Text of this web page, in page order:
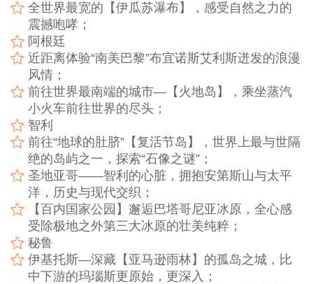
全世界最宽的【伊瓜苏瀑布】，感受自然之力的
震撼咆哮；
阿根廷
近距离体验“南美巴黎”布宜诺斯艾利斯迸发的浪漫
风情；
前往世界最南端的城市—【火地岛】，乘坐蒸汽
小火车前往世界的尽头；
智利
前往“地球的肚脐”【复活节岛】，世界上最与世隔
绝的岛屿之一，探索“石像之谜”；
圣地亚哥——智利的心脏，拥抱安第斯山与太平
洋，历史与现代交织；
【百内国家公园】邂逅巴塔哥尼亚冰原，全心感
受除极地之外第三大冰原的壮美纯粹；
秘鲁
伊基托斯—深藏【亚马逊雨林】的孤岛之城，比
中下游的玛瑙斯更原始，更深入；